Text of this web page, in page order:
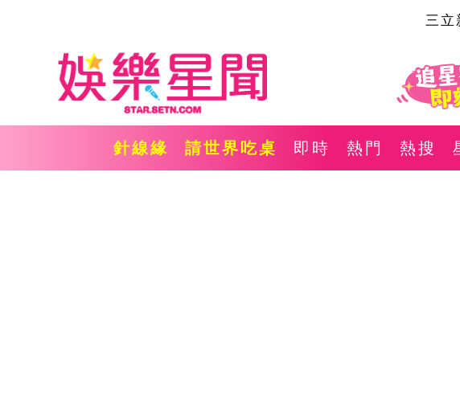
三立
針線緣 請世界吃桌 即時 熱門 熱搜